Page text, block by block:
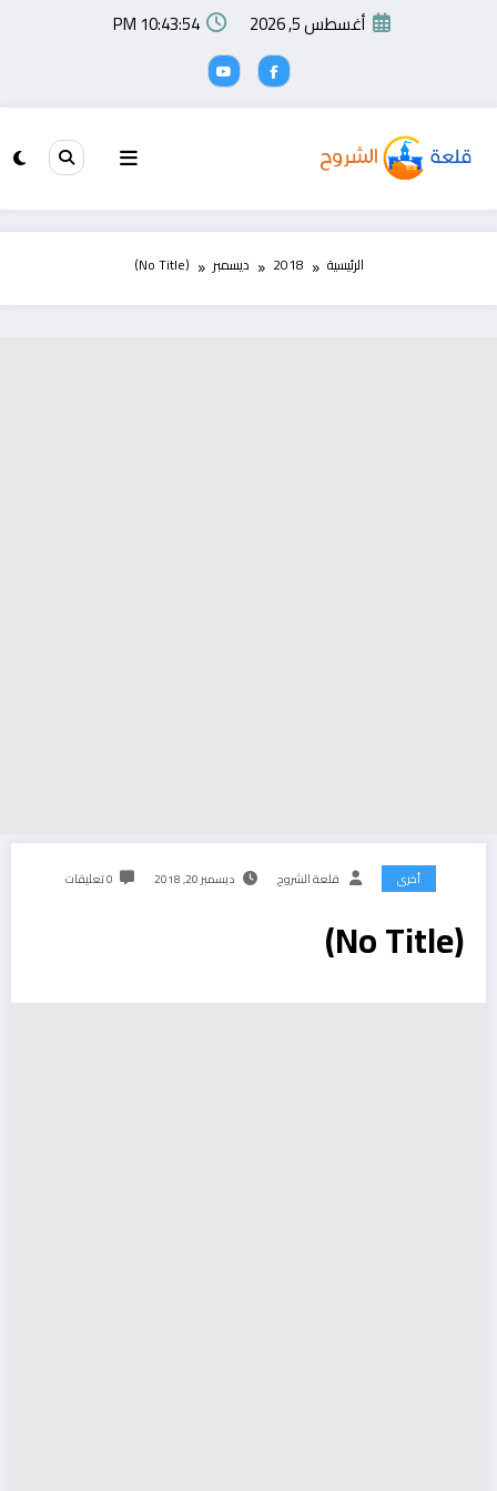
أغسطس 5, 2026 10:43:54 PM
الرئيسية 2018 ديسمبر (No Title)
أخرى قلعة الشروح ديسمبر 20, 2018 0 تعليقات
(No Title)